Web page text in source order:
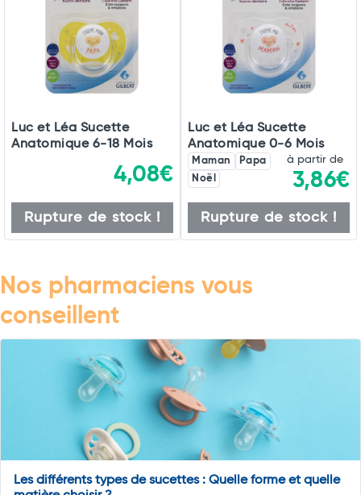
Luc et Léa Sucette
Anatomique 6-18 Mois
4,08€
Rupture de stock !
Luc et Léa Sucette
Anatomique 0-6 Mois
Maman
Papa
Noël
à partir de
3,86€
Rupture de stock !
Nos pharmaciens vous
conseillent
Les différents types de sucettes : Quelle forme et quelle